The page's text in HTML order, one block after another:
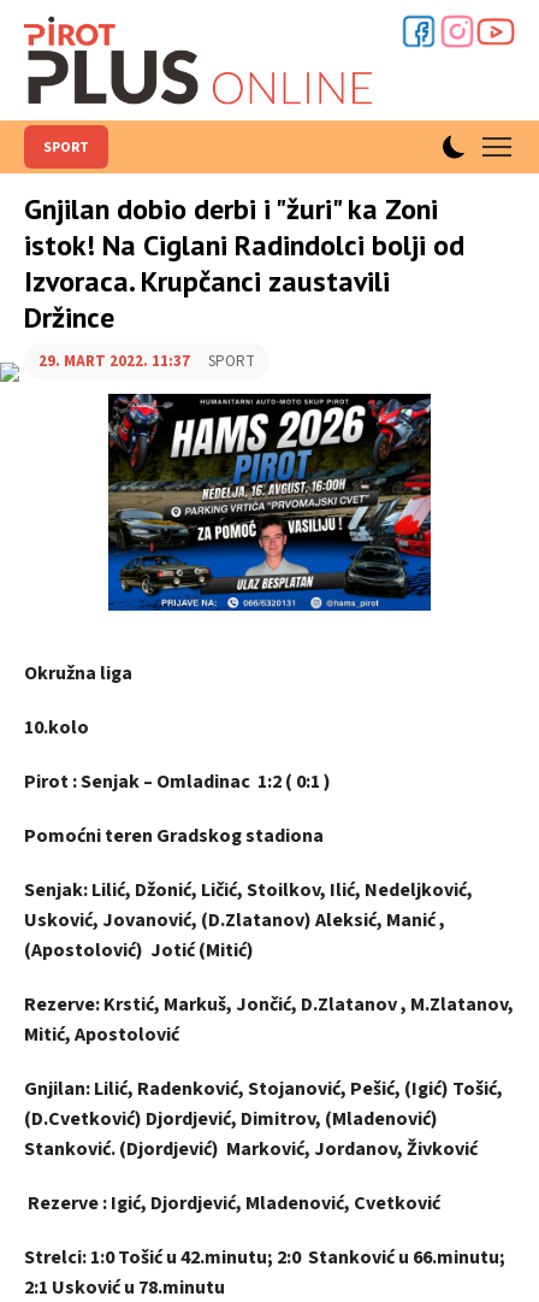
SPORT
Gnjilan dobio derbi i "žuri" ka Zoni
istok! Na Ciglani Radindolci bolji od
Izvoraca. Krupčanci zaustavili
Držince
29. MART 2022. 11:37 SPORT
Okružna liga
10.kolo
Pirot : Senjak – Omladinac 1:2 ( 0:1 )
Pomoćni teren Gradskog stadiona
Senjak: Lilić, Džonić, Ličić, Stoilkov, Ilić, Nedeljković,
Usković, Jovanović, (D.Zlatanov) Aleksić, Manić ,
(Apostolović) Jotić (Mitić)
Rezerve: Krstić, Markuš, Jončić, D.Zlatanov , M.Zlatanov,
Mitić, Apostolović
Gnjilan: Lilić, Radenković, Stojanović, Pešić, (Igić) Tošić,
(D.Cvetković) Djordjević, Dimitrov, (Mladenović)
Stanković. (Djordjević) Marković, Jordanov, Živković
Rezerve : Igić, Djordjević, Mladenović, Cvetković
Strelci: 1:0 Tošić u 42.minutu; 2:0 Stanković u 66.minutu;
2:1 Usković u 78.minutu